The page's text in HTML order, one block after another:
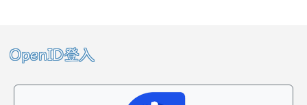
左邊區域內容
OpenID登入